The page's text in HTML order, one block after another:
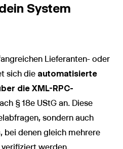
System
Lieferanten- oder
sich die automatisierte
die XML-RPC-
§ 18e UStG an. Diese
sondern auch
, bei denen gleich mehrere